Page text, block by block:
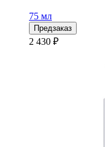
75 мл
Предзаказ
2 430 ₽